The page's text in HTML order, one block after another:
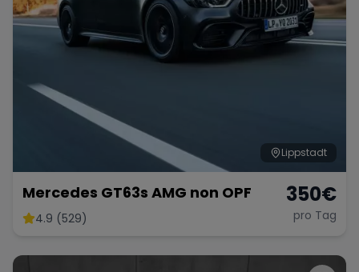
Lippstadt
Mercedes GT63s AMG non OPF
4.9 (529)
350€
pro Tag